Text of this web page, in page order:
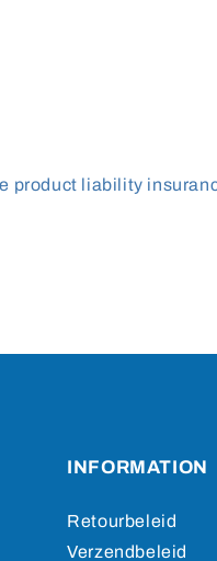
liability
INFORMATION
Retourbeleid
Verzendbeleid